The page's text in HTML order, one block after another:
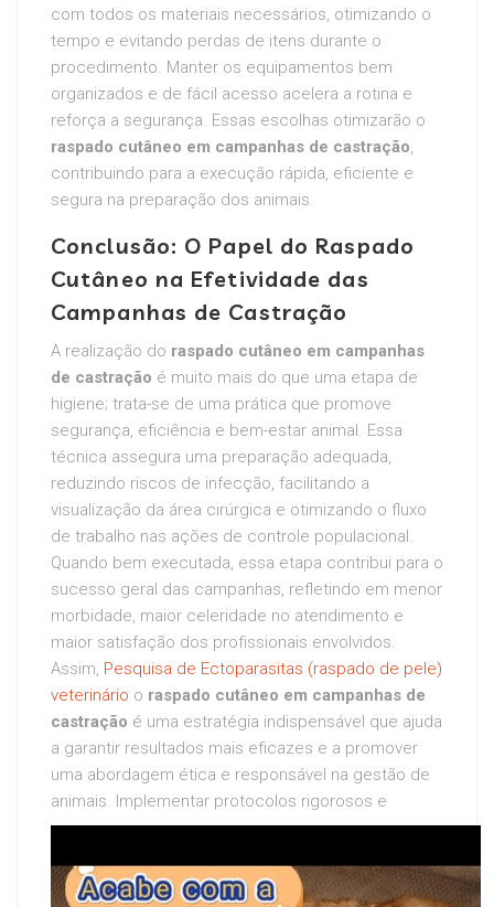
com todos os materiais necessários, otimizando o
tempo e evitando perdas de itens durante o
procedimento. Manter os equipamentos bem
organizados e de fácil acesso acelera a rotina e
reforça a segurança. Essas escolhas otimizarão o
raspado cutâneo em campanhas de castração,
contribuindo para a execução rápida, eficiente e
segura na preparação dos animais.
Conclusão: O Papel do Raspado
Cutâneo na Efetividade das
Campanhas de Castração
A realização do raspado cutâneo em campanhas
de castração é muito mais do que uma etapa de
higiene; trata-se de uma prática que promove
segurança, eficiência e bem-estar animal. Essa
técnica assegura uma preparação adequada,
reduzindo riscos de infecção, facilitando a
visualização da área cirúrgica e otimizando o fluxo
de trabalho nas ações de controle populacional.
Quando bem executada, essa etapa contribui para o
sucesso geral das campanhas, refletindo em menor
morbidade, maior celeridade no atendimento e
maior satisfação dos profissionais envolvidos.
Assim, Pesquisa de Ectoparasitas (raspado de pele)
veterinário o raspado cutâneo em campanhas de
castração é uma estratégia indispensável que ajuda
a garantir resultados mais eficazes e a promover
uma abordagem ética e responsável na gestão de
animais. Implementar protocolos rigorosos e